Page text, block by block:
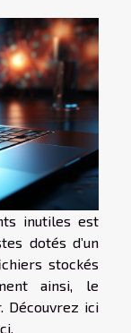
inutiles est
dotés d’un
stockés
ainsi, le
Découvrez ici